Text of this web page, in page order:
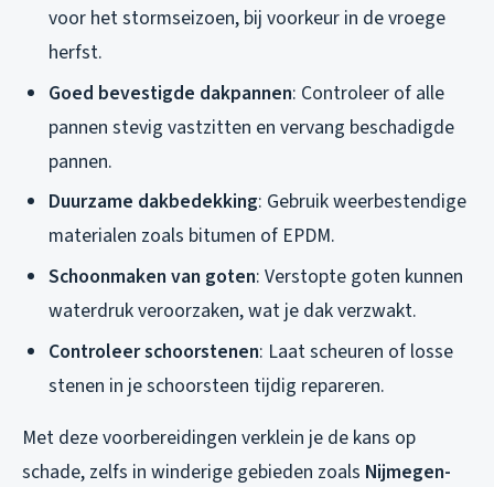
voor het stormseizoen, bij voorkeur in de vroege
herfst.
Goed bevestigde dakpannen: Controleer of alle
pannen stevig vastzitten en vervang beschadigde
pannen.
Duurzame dakbedekking: Gebruik weerbestendige
materialen zoals bitumen of EPDM.
Schoonmaken van goten: Verstopte goten kunnen
waterdruk veroorzaken, wat je dak verzwakt.
Controleer schoorstenen: Laat scheuren of losse
stenen in je schoorsteen tijdig repareren.
Met deze voorbereidingen verklein je de kans op
schade, zelfs in winderige gebieden zoals Nijmegen-